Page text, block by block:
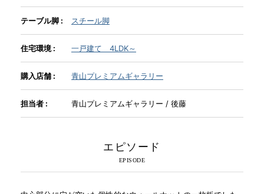
INFORMATION
MOKUBA CHANNEL
よくあるご質問
テーブル脚 : スチール脚
住宅環境 : 一戸建て 4LDK～
購入店舗 : 青山プレミアムギャラリー
担当者 : 青山プレミアムギャラリー / 後藤
エピソード